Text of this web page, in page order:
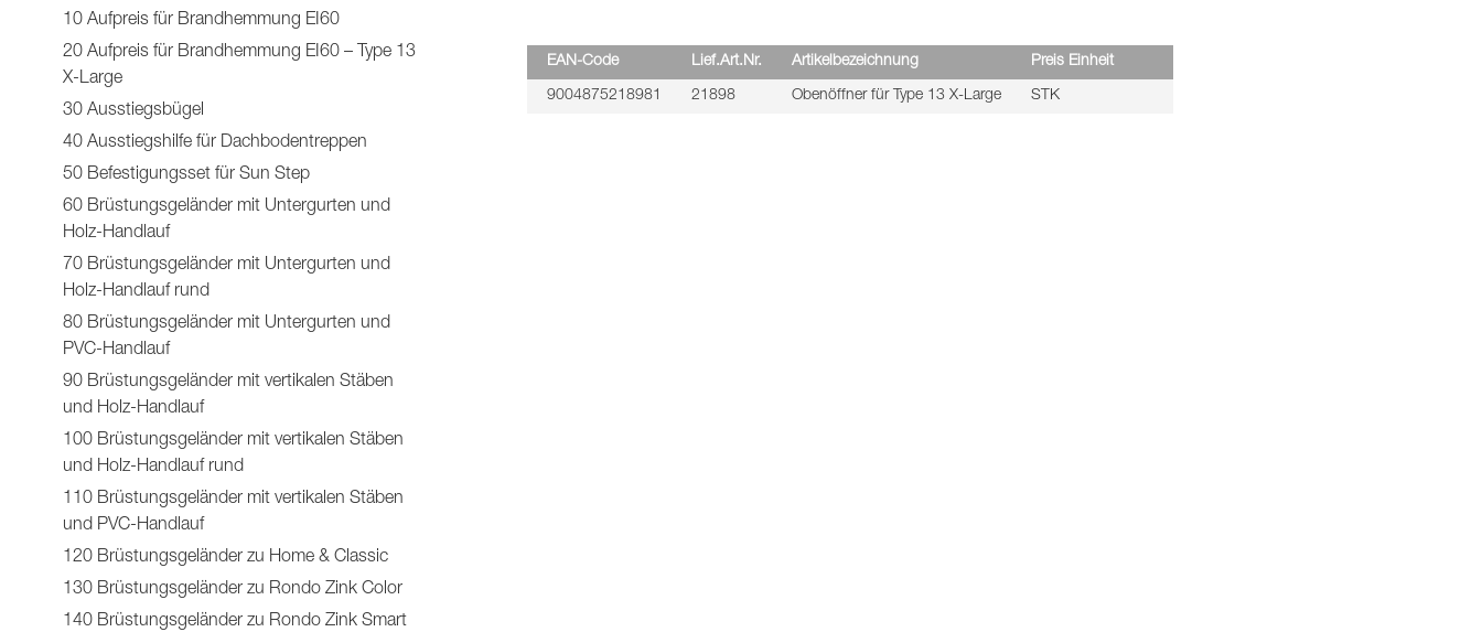
10 Aufpreis für Brandhemmung EI60
20 Aufpreis für Brandhemmung EI60 – Type 13
X-Large
30 Ausstiegsbügel
40 Ausstiegshilfe für Dachbodentreppen
50 Befestigungsset für Sun Step
60 Brüstungsgeländer mit Untergurten und
Holz-Handlauf
70 Brüstungsgeländer mit Untergurten und
Holz-Handlauf rund
80 Brüstungsgeländer mit Untergurten und
PVC-Handlauf
90 Brüstungsgeländer mit vertikalen Stäben
und Holz-Handlauf
100 Brüstungsgeländer mit vertikalen Stäben
und Holz-Handlauf rund
110 Brüstungsgeländer mit vertikalen Stäben
und PVC-Handlauf
120 Brüstungsgeländer zu Home & Classic
130 Brüstungsgeländer zu Rondo Zink Color
140 Brüstungsgeländer zu Rondo Zink Smart
EAN-Code Lief.Art.Nr. Artikelbezeichnung Preis Einheit
9004875218981 21898 Obenöffner für Type 13 X-Large STK